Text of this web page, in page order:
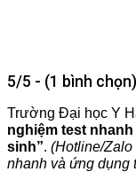
5/5 - (1 bình chọn)
Trường Đại học Y
nghiệm test
sinh”. (Hotline/Zalo
nhanh và ứng dụng